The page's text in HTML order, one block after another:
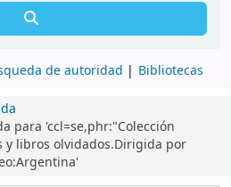
de autoridad Bibliotecas
para 'ccl=se,phr:"Colección
libros olvidados.Dirigida por